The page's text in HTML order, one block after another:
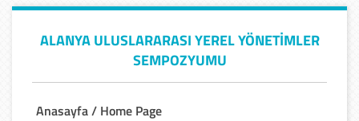
ALANYA ULUSLARARASI YEREL YÖNETİMLER
SEMPOZYUMU
Anasayfa / Home Page